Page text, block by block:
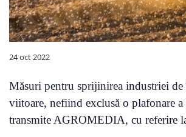
24 oct 2022
Măsuri pentru sprijinirea industriei de
viitoare, nefiind exclusă o plafonare
transmite AGROMEDIA, cu referire